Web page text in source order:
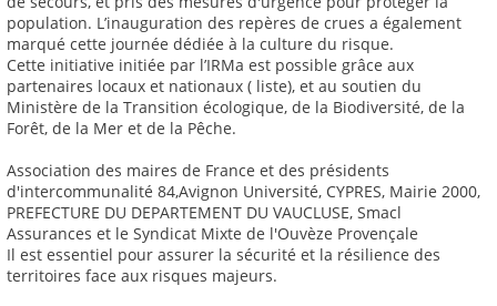
population. L’inauguration des repères de crues a également
marqué cette journée dédiée à la culture du risque.
Cette initiative initiée par l’IRMa est possible grâce aux
partenaires locaux et nationaux ( liste), et au soutien du
Ministère de la Transition écologique, de la Biodiversité, de la
Forêt, de la Mer et de la Pêche.
Association des maires de France et des présidents
d'intercommunalité 84,Avignon Université, CYPRES, Mairie 2000,
PREFECTURE DU DEPARTEMENT DU VAUCLUSE, Smacl
Assurances et le Syndicat Mixte de l'Ouvèze Provençale
Il est essentiel pour assurer la sécurité et la résilience des
territoires face aux risques majeurs.